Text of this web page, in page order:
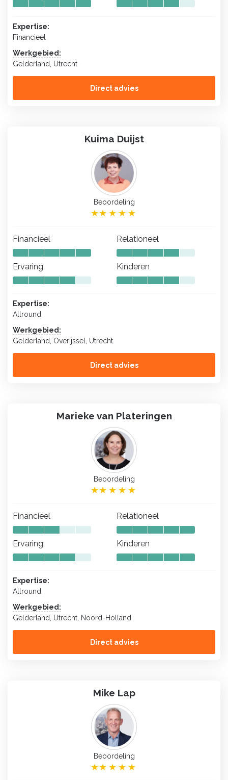
Expertise:
Financieel
Werkgebied:
Gelderland, Utrecht
Direct advies
Kuima Duijst
Beoordeling
Financieel Relationeel
Ervaring Kinderen
Expertise:
Allround
Werkgebied:
Gelderland, Overijssel, Utrecht
Direct advies
Marieke van Plateringen
Beoordeling
Financieel Relationeel
Ervaring Kinderen
Expertise:
Allround
Werkgebied:
Gelderland, Utrecht, Noord-Holland
Direct advies
Mike Lap
Beoordeling